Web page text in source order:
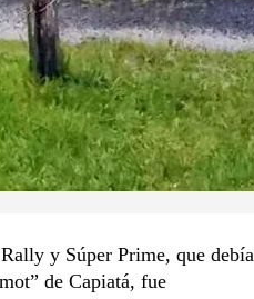
y Súper Prime, que debía
de Capiatá, fue